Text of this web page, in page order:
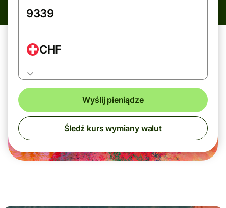
CHF
Wyślij pieniądze
Śledź kurs wymiany walut